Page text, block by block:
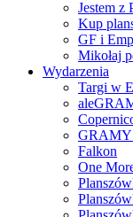
Jestem z
Kup
GF i
Mikołaj
Wydarzenia
Targi w
GRAMY
Falkon
One